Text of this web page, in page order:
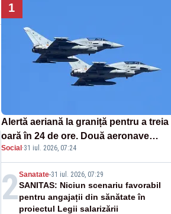
1
Alertă aeriană la graniță pentru a treia
oară în 24 de ore. Două aeronave
Eurofighter britanice au fost ridicate de
la sol
Social ·31 iul. 2026, 07:24
2Sanatate-31 iul. 2026, 07:29
SANITAS: Niciun scenariu favorabil
pentru angajații din sănătate în
proiectul Legii salarizării